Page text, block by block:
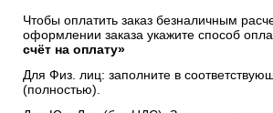
Чтобы оплатить заказ безналичным
оформлении заказа укажите способ
счёт на оплату»
Для Физ. лиц: заполните в
(полностью).